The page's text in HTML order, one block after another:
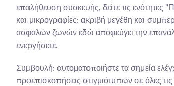
επαλήθευση συσκευής, δείτε τις
και μικρογραφίες: ακριβή μεγέθη και
ασφαλών ζωνών εδώ αποφεύγει την
ενεργήσετε.
Συμβουλή: αυτοματοποιήστε τα σημεία
προεπισκοπήσεις στιγμιότυπων σε όλες